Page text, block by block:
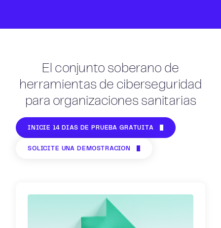
El conjunto soberano de
herramientas de ciberseguridad
para organizaciones sanitarias
INICIE 14 DÍAS DE PRUEBA GRATUITA
SOLICITE UNA DEMOSTRACIÓN